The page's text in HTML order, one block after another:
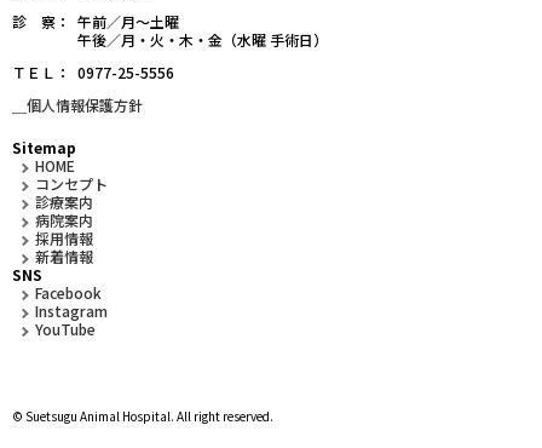
診 察
午前／月～土曜
午後／月・火・木・金（水曜 手術日）
ＴＥＬ
0977-25-5556
＿個人情報保護方針
Sitemap
HOME
コンセプト
診療案内
病院案内
採用情報
新着情報
SNS
Facebook
Instagram
YouTube
© Suetsugu Animal Hospital. All right reserved.